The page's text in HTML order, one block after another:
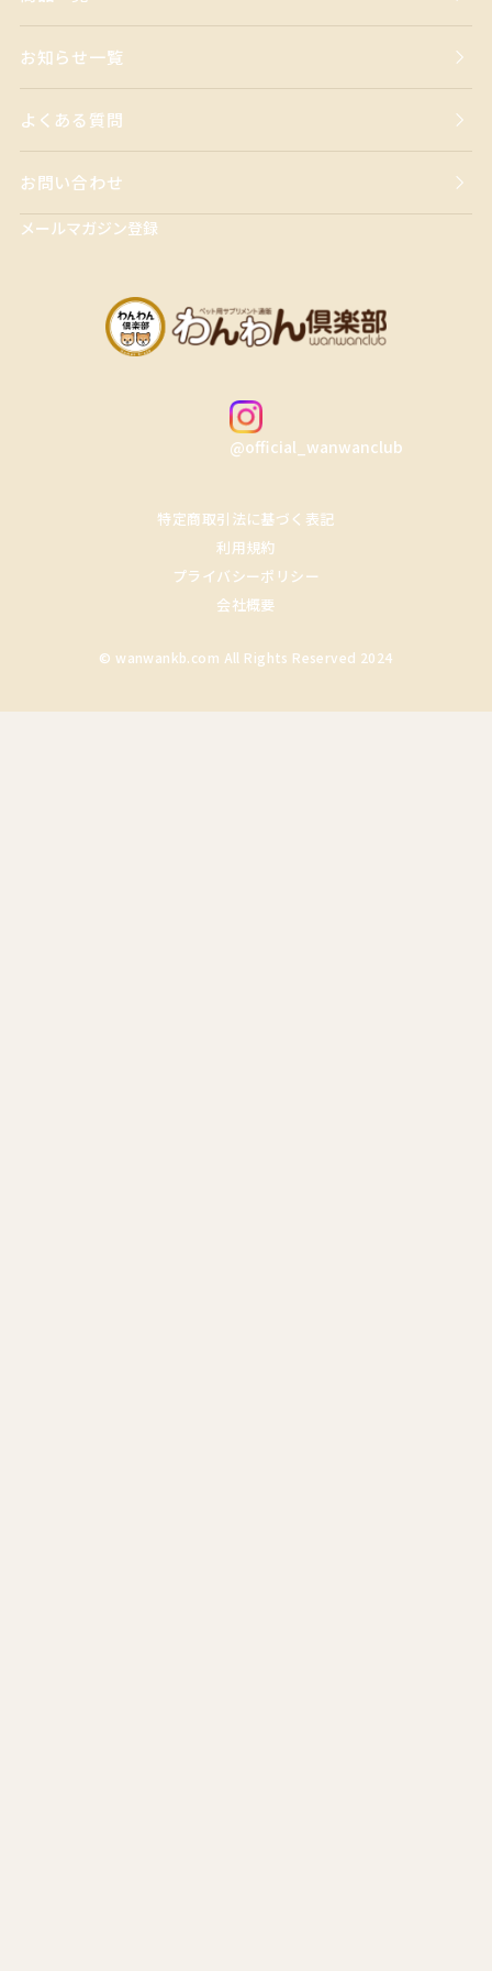
お知らせ一覧
よくある質問
お問い合わせ
メールマガジン登録
@official_wanwanclub
特定商取引法に基づく表記
利用規約
プライバシーポリシー
会社概要
© wanwankb.com All Rights Reserved 2024